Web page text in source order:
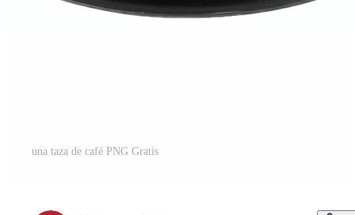
una taza de café PNG Gratis